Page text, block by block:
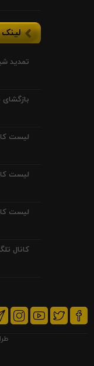
تمدید
لیست
لیست
لیست
کانال